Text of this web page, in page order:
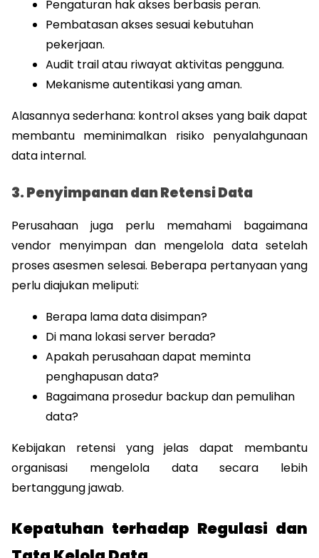
Pengaturan hak akses berbasis peran.
Pembatasan akses sesuai kebutuhan
pekerjaan.
Audit trail atau riwayat aktivitas pengguna.
Mekanisme autentikasi yang aman.
Alasannya sederhana: kontrol akses yang baik dapat
membantu meminimalkan risiko penyalahgunaan
data internal.
3. Penyimpanan dan Retensi Data
Perusahaan juga perlu memahami bagaimana
vendor menyimpan dan mengelola data setelah
proses asesmen selesai. Beberapa pertanyaan yang
perlu diajukan meliputi:
Berapa lama data disimpan?
Di mana lokasi server berada?
Apakah perusahaan dapat meminta
penghapusan data?
Bagaimana prosedur backup dan pemulihan
data?
Kebijakan retensi yang jelas dapat membantu
organisasi mengelola data secara lebih
bertanggung jawab.
Kepatuhan terhadap Regulasi dan